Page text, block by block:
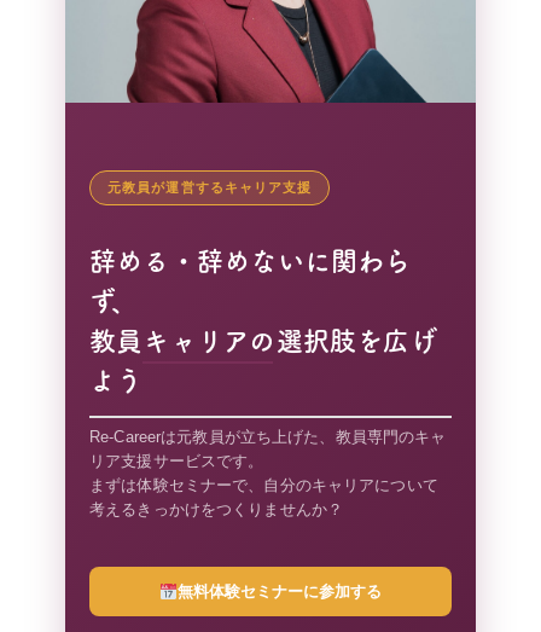
元教員が運営するキャリア支援
辞める・辞めないに関わら
ず、
教員キャリアの選択肢を広げ
よう
Re-Careerは元教員が立ち上げた、教員専門のキャ
リア支援サービスです。
まずは体験セミナーで、自分のキャリアについて
考えるきっかけをつくりませんか？
無料体験セミナーに参加する